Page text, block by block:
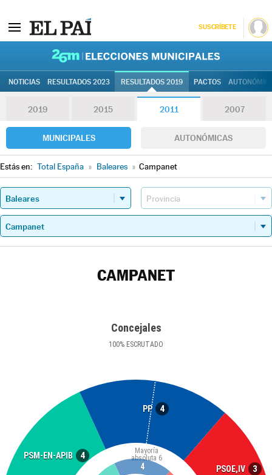
SUSCRÍBETE
NOTICIAS RESULTADOS 2023 RESULTADOS 2019 PACTOS
2019 2015 2011 2007
MUNICIPALES AUTONÓMICAS
Estás en: Total España » Baleares » Campanet
CAMPANET
Concejales
100% ESCRUTADO
PSM-EN-APIB 4
PP 4
PSOE,IV 3
Mayoría
absoluta 6
4